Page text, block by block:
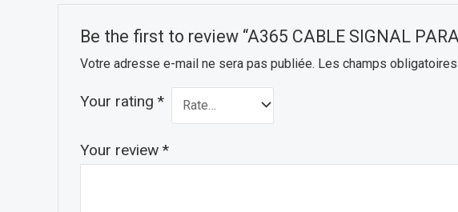
Be the first to review “A365 CABLE SIGNAL
Votre adresse e-mail ne sera pas publiée. Les champs
Your rating *
Your review *